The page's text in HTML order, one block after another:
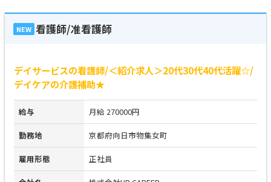
NEW 看護師/准看護師
デイサービスの看護師/＜紹介求人＞20代30代40代活躍☆/
デイケアの介護補助★
給与 月給 270000円
勤務地 京都府向日市物集女町
雇用形態 正社員